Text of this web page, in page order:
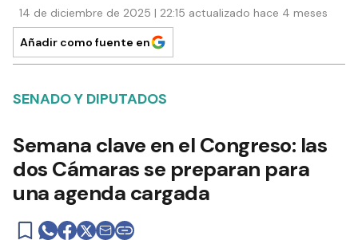
14 de diciembre de 2025 | 22:15 actualizado hace 4 meses
Añadir como fuente en
SENADO Y DIPUTADOS
Semana clave en el Congreso: las
dos Cámaras se preparan para
una agenda cargada